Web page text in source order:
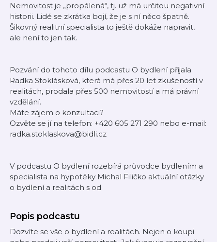
Nemovitost je „propálená“, tj. už má určitou negativní
historii. Lidé se zkrátka bojí, že je s ní něco špatně.
Šikovný realitní specialista to ještě dokáže napravit,
ale není to jen tak.
Pozvání do tohoto dílu podcastu O bydlení přijala
Radka Stoklásková, která má přes 20 let zkušeností v
realitách, prodala přes 500 nemovitostí a má právní
vzdělání.
Máte zájem o konzultaci?
Ozvěte se jí na telefon: +420 605 271 290 nebo e-mail:
radka.stoklaskova@bidli.cz
V podcastu O bydlení rozebírá průvodce bydlením a
specialista na hypotéky Michal Filičko aktuální otázky
o bydlení a realitách s od
Popis podcastu
Dozvíte se vše o bydlení a realitách. Nejen o koupi